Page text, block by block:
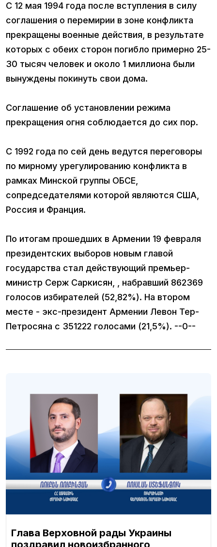
С 12 мая 1994 года после вступления в силу
соглашения о перемирии в зоне конфликта
прекращены военные действия, в результате
которых с обеих сторон погибло примерно 25-
30 тысяч человек и около 1 миллиона были
вынуждены покинуть свои дома.
Соглашение об установлении режима
прекращения огня соблюдается до сих пор.
С 1992 года по сей день ведутся переговоры
по мирному урегулированию конфликта в
рамках Минской группы ОБСЕ,
сопредседателями которой являются США,
Россия и Франция.
По итогам прошедших в Армении 19 февраля
президентских выборов новым главой
государства стал действующий премьер-
министр Серж Саркисян, , набравший 862369
голосов избирателей (52,82%). На втором
месте - экс-президент Армении Левон Тер-
Петросяна с 351222 голосами (21,5%). --0--
Глава Верховной рады Украины
поздравил новоизбранного